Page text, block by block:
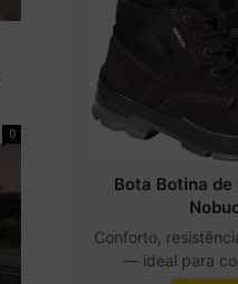
0
Bota Botina
Conforto,
— ideal para